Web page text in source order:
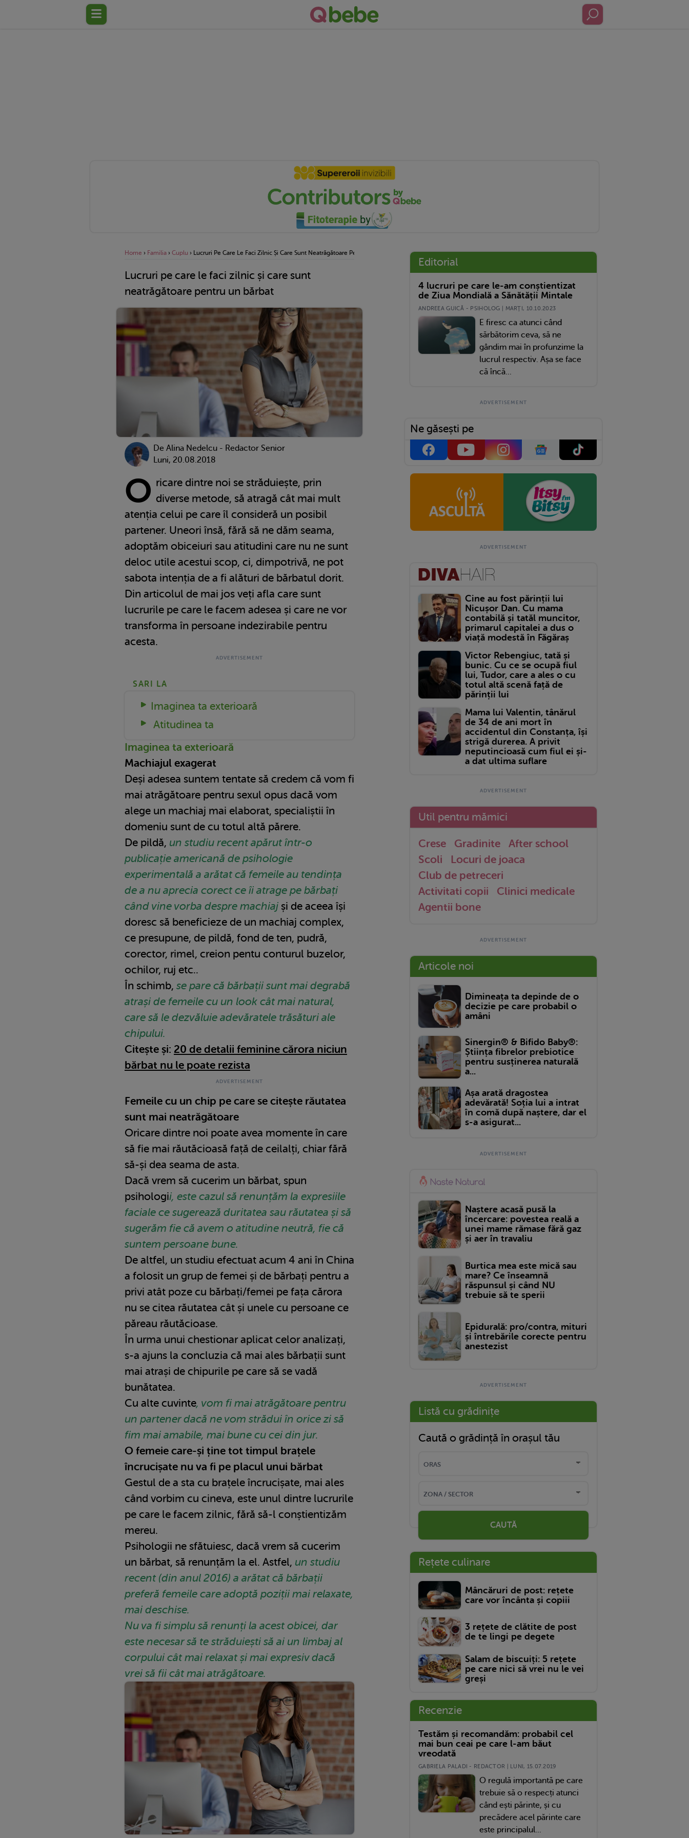
Home › Familia › Cuplu › Lucruri Pe Care Le Faci Zilnic Și Care Sunt Neatrăgătoare Pentru Un Bărbat
Lucruri pe care le faci zilnic și care sunt
neatrăgătoare pentru un bărbat
De Alina Nedelcu - Redactor Senior
Luni, 20.08.2018
O ricare dintre noi se străduiește, prin
diverse metode, să atragă cât mai mult
atenția celui pe care îl consideră un posibil
partener. Uneori însă, fără să ne dăm seama,
adoptăm obiceiuri sau atitudini care nu ne sunt
deloc utile acestui scop, ci, dimpotrivă, ne pot
sabota intenția de a fi alături de bărbatul dorit.
Din articolul de mai jos veți afla care sunt
lucrurile pe care le facem adesea și care ne vor
transforma în persoane indezirabile pentru
acesta.
SARI LA
Imaginea ta exterioară
Atitudinea ta
Imaginea ta exterioară
Machiajul exagerat
Deși adesea suntem tentate să credem că vom fi
mai atrăgătoare pentru sexul opus dacă vom
alege un machiaj mai elaborat, specialiștii în
domeniu sunt de cu totul altă părere.
De pildă, un studiu recent apărut într-o
publicație americană de psihologie
experimentală a arătat că femeile au tendința
de a nu aprecia corect ce îi atrage pe bărbați
când vine vorba despre machiaj și de aceea își
doresc să beneficieze de un machiaj complex,
ce presupune, de pildă, fond de ten, pudră,
corector, rimel, creion pentu conturul buzelor,
ochilor, ruj etc..
În schimb, se pare că bărbații sunt mai degrabă
atrași de femeile cu un look cât mai natural,
care să le dezvăluie adevăratele trăsături ale
chipului.
Citește și: 20 de detalii feminine cărora niciun
bărbat nu le poate rezista
Femeile cu un chip pe care se citește răutatea
sunt mai neatrăgătoare
Oricare dintre noi poate avea momente în care
să fie mai răutăcioasă față de ceilalți, chiar fără
să-și dea seama de asta.
Dacă vrem să cucerim un bărbat, spun
psihologii, este cazul să renunțăm la expresiile
faciale ce sugerează duritatea sau răutatea și să
sugerăm fie că avem o atitudine neutră, fie că
suntem persoane bune.
De altfel, un studiu efectuat acum 4 ani în China
a folosit un grup de femei și de bărbați pentru a
privi atât poze cu bărbați/femei pe fața cărora
nu se citea răutatea cât și unele cu persoane ce
păreau răutăcioase.
În urma unui chestionar aplicat celor analizați,
s-a ajuns la concluzia că mai ales bărbații sunt
mai atrași de chipurile pe care să se vadă
bunătatea.
Cu alte cuvinte, vom fi mai atrăgătoare pentru
un partener dacă ne vom strădui în orice zi să
fim mai amabile, mai bune cu cei din jur.
O femeie care-și ține tot timpul brațele
încrucișate nu va fi pe placul unui bărbat
Gestul de a sta cu brațele încrucișate, mai ales
când vorbim cu cineva, este unul dintre lucrurile
pe care le facem zilnic, fără să-l conștientizăm
mereu.
Psihologii ne sfătuiesc, dacă vrem să cucerim
un bărbat, să renunțăm la el. Astfel, un studiu
recent (din anul 2016) a arătat că bărbații
preferă femeile care adoptă poziții mai relaxate,
mai deschise.
Nu va fi simplu să renunți la acest obicei, dar
este necesar să te străduiești să ai un limbaj al
corpului cât mai relaxat și mai expresiv dacă
vrei să fii cât mai atrăgătoare.
Editorial
4 lucruri pe care le-am conștientizat
de Ziua Mondială a Sănătății Mintale
ANDREEA GUICĂ - PSIHOLOG | MARŢI, 10.10.2023
E firesc ca atunci când
sărbătorim ceva, să ne
gândim mai în profunzime la
lucrul respectiv. Așa se face
că încă...
Ne găsești pe
Cine au fost părinții lui
Nicușor Dan. Cu mama
contabilă și tatăl muncitor,
primarul capitalei a dus o
viață modestă în Făgăraș
Victor Rebengiuc, tată și
bunic. Cu ce se ocupă fiul
lui, Tudor, care a ales o cu
totul altă scenă față de
părinții lui
Mama lui Valentin, tânărul
de 34 de ani mort în
accidentul din Constanța, își
strigă durerea. A privit
neputincioasă cum fiul ei și-
a dat ultima suflare
Util pentru mămici
Crese Gradinite
After school
Scoli
Locuri de joaca
Club de petreceri
Activitati copii
Clinici medicale
Agentii bone
Articole noi
Dimineața ta depinde de o
decizie pe care probabil o
amâni
Sinergin® & Bifido Baby®:
Știința fibrelor prebiotice
pentru susținerea naturală
a...
Așa arată dragostea
adevărată! Soția lui a intrat
în comă după naștere, dar el
s-a asigurat...
Naștere acasă pusă la
încercare: povestea reală a
unei mame rămase fără gaz
și aer în travaliu
Burtica mea este mică sau
mare? Ce înseamnă
răspunsul și când NU
trebuie să te sperii
Epidurală: pro/contra, mituri
și întrebările corecte pentru
anestezist
Listă cu grădinițe
Caută o grădință în orașul tău
CAUTĂ
Rețete culinare
Mâncăruri de post: rețete
care vor încânta și copiii
3 rețete de clătite de post
de te lingi pe degete
Salam de biscuiți: 5 rețete
pe care nici să vrei nu le vei
greși
Recenzie
Testăm și recomandăm: probabil cel
mai bun ceai pe care l-am băut
vreodată
GABRIELA PALADI - REDACTOR | LUNI, 15.07.2019
O regulă importantă pe care
trebuie să o respecți atunci
când ești părinte, și cu
precădere acel părinte care
este principalul...